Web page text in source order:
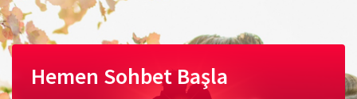
Hemen Sohbet Başla